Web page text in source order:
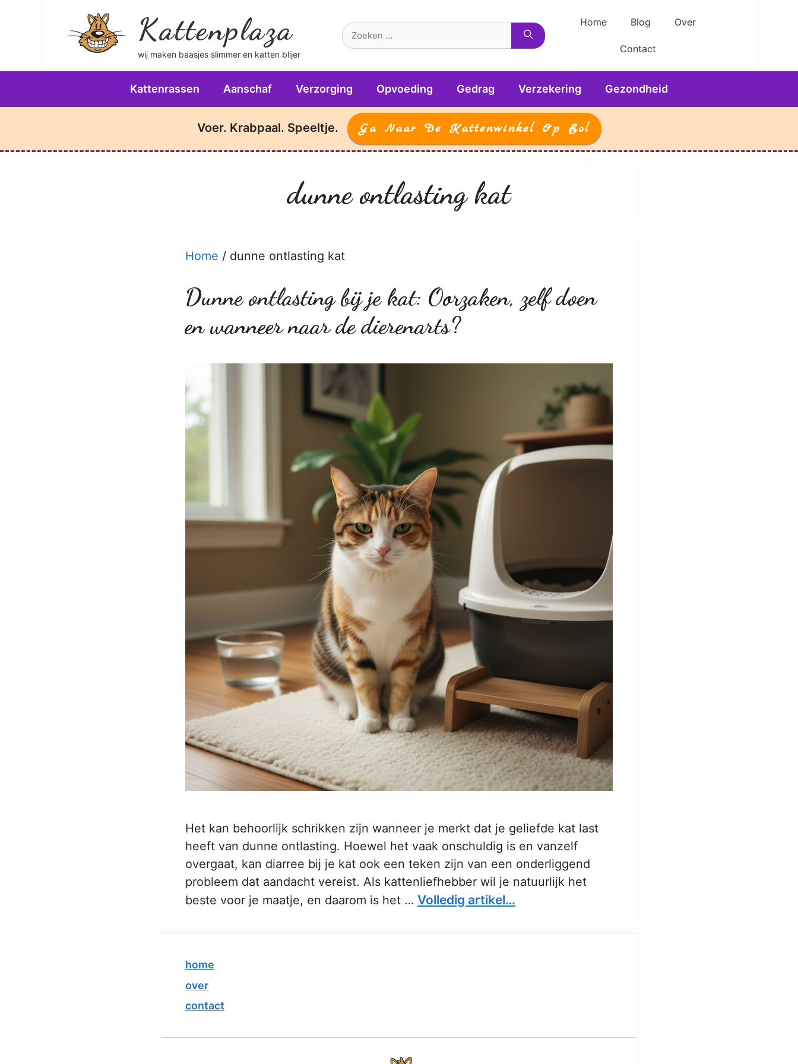
Kattenplaza
wij maken baasjes slimmer en katten blijer
Home Blog Over
Contact
Kattenrassen Aanschaf Verzorging Opvoeding Gedrag Verzekering Gezondheid
Voer. Krabpaal. Speeltje. Ga Naar De Kattenwinkel Op Bol
dunne ontlasting kat
Home / dunne ontlasting kat
Dunne ontlasting bij je kat: Oorzaken, zelf doen
en wanneer naar de dierenarts?
Het kan behoorlijk schrikken zijn wanneer je merkt dat je geliefde kat last
heeft van dunne ontlasting. Hoewel het vaak onschuldig is en vanzelf
overgaat, kan diarree bij je kat ook een teken zijn van een onderliggend
probleem dat aandacht vereist. Als kattenliefhebber wil je natuurlijk het
beste voor je maatje, en daarom is het … Volledig artikel…
home
over
contact